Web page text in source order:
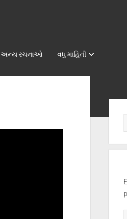
અન્ય રચનાઓ વધુ માહિતી